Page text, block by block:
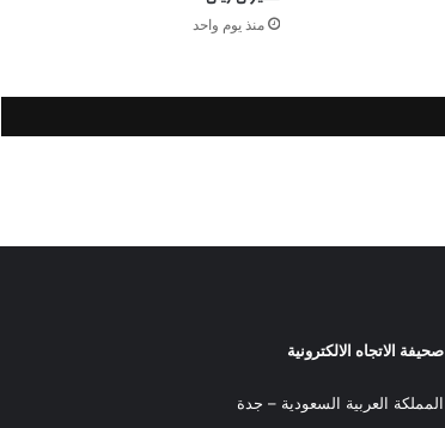
منذ يوم واحد
صحيفة الاتجاه الالكترونية
المملكة العربية السعودية – جدة